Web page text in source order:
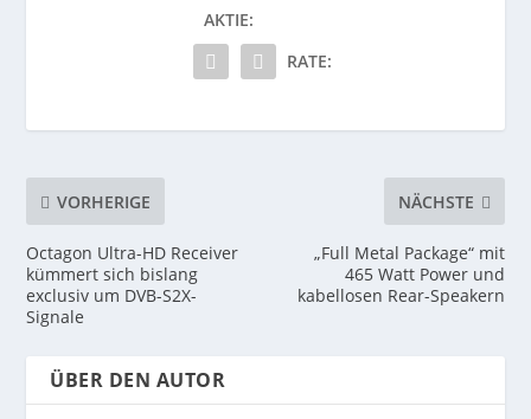
AKTIE:
RATE:
VORHERIGE
Octagon Ultra-HD Receiver
kümmert sich bislang
exclusiv um DVB-S2X-
Signale
NÄCHSTE
„Full Metal Package“ mit
465 Watt Power und
kabellosen Rear-Speakern
ÜBER DEN AUTOR